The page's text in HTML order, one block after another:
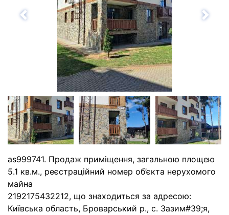
Назад
as999741. Продаж приміщення, загальною площею
5.1 кв.м., реєстраційний номер об’єкта нерухомого
майна
2192175432212, що знаходиться за адресою:
Київська область, Броварський р., с. Зазим#39;я,